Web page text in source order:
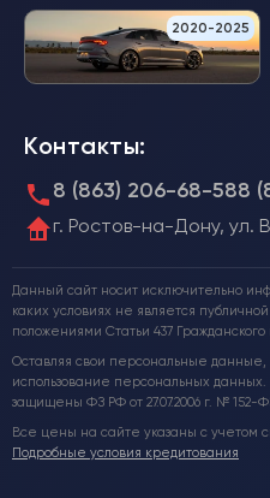
2020-2025
Контакты:
8 (863) 206-68-588
г. Ростов-на-Дону, ул.
Данный сайт носит исключительно
каких условиях не является
положениями Статьи 437 Гражданского
Оставляя свои персональные
использование персональных
защищены ФЗ РФ от 27.07.2006 г. № 152-
Все цены на сайте указаны с учетом
Подробные условия кредитования